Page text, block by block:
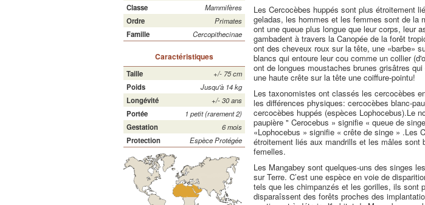
Classe
Mammifères
Ordre
Primates
Famille
Cercopithecinae
Caractéristiques
Taille
+/- 75 cm
Poids
Jusqu'à 14 kg
Longévité
+/- 30 ans
Portée
1 petit (rarement 2)
Gestation
6 mois
Protection
Espèce Protégée
Les Cercocèbes huppés sont plus étroitement
geladas, les hommes et les femmes sont de la
ont une queue plus longue que leur corps, leur
gambadent à travers la Canopée de la forêt
ont des cheveux roux sur la tête, une «barbe»
blancs qui entoure leur cou comme un collier
ont de longues moustaches brunes grisâtres
une haute crête sur la tête une coiffure-pointu!
Les taxonomistes ont classés les cercocèbes
les différences physiques: cercocèbes blanc-
cercocèbes huppés (espèces Lophocebus).Le
paupière " Cerocebus » signifie « queue de
«Lophocebus » signifie « crête de singe » .Les
étroitement liés aux mandrills et les mâles sont
femelles.
Les Mangabey sont quelques-uns des singes
sur Terre. C’est une espèce en voie de
tels que les chimpanzés et les gorilles, ils sont
disparaîssent des forêts proches des